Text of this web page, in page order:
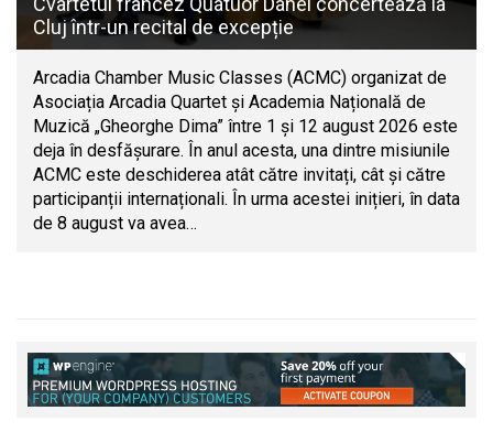
Cluj într-un recital de excepție
Arcadia Chamber Music Classes (ACMC) organizat de
Asociația Arcadia Quartet și Academia Națională de
Muzică „Gheorghe Dima” între 1 și 12 august 2026 este
deja în desfășurare. În anul acesta, una dintre misiunile
ACMC este deschiderea atât către invitați, cât și către
participanții internaționali. În urma acestei inițieri, în data
de 8 august va avea…